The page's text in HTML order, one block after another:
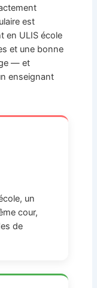
est
en ULIS école
et une bonne
— et
enseignant
un
cour,
de